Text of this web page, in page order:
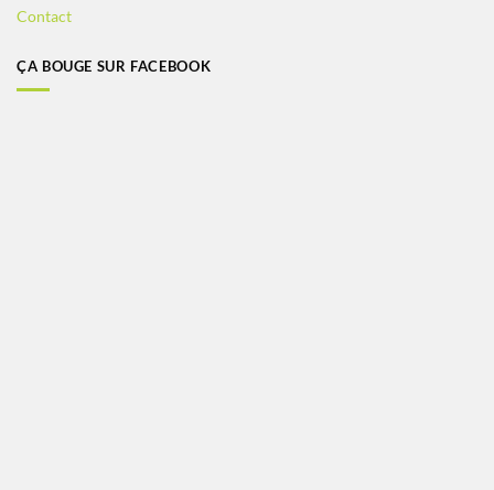
Contact
ÇA BOUGE SUR FACEBOOK